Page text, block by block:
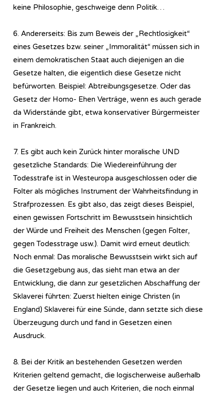
keine Philosophie, geschweige denn Politik…
6. Andererseits: Bis zum Beweis der „Rechtlosigkeit“
eines Gesetzes bzw. seiner „Immoralität“ müssen sich in
einem demokratischen Staat auch diejenigen an die
Gesetze halten, die eigentlich diese Gesetze nicht
befürworten. Beispiel: Abtreibungsgesetze. Oder das
Gesetz der Homo- Ehen Verträge, wenn es auch gerade
da Widerstände gibt, etwa konservativer Bürgermeister
in Frankreich.
7. Es gibt auch kein Zurück hinter moralische UND
gesetzliche Standards: Die Wiedereinführung der
Todesstrafe ist in Westeuropa ausgeschlossen oder die
Folter als mögliches Instrument der Wahrheitsfindung in
Strafprozessen. Es gibt also, das zeigt dieses Beispiel,
einen gewissen Fortschritt im Bewusstsein hinsichtlich
der Würde und Freiheit des Menschen (gegen Folter,
gegen Todesstrage usw.). Damit wird erneut deutlich:
Noch enmal: Das moralische Bewusstsein wirkt sich auf
die Gesetzgebung aus, das sieht man etwa an der
Entwicklung, die dann zur gesetzlichen Abschaffung der
Sklaverei führten: Zuerst hielten einige Christen (in
England) Sklaverei für eine Sünde, dann setzte sich diese
Überzeugung durch und fand in Gesetzen einen
Ausdruck.
8. Bei der Kritik an bestehenden Gesetzen werden
Kriterien geltend gemacht, die logischerweise außerhalb
der Gesetze liegen und auch Kriterien, die noch einmal